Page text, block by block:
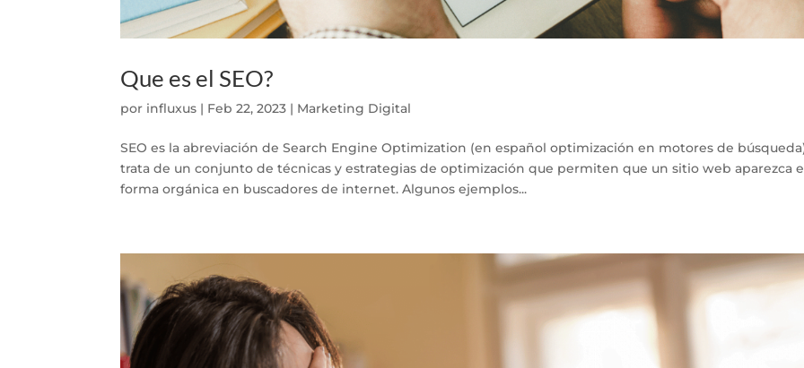
Que es el SEO?
por influxus | Feb 22, 2023 | Marketing Digital
SEO es la abreviación de Search Engine Optimization (en español optimización en motores de
trata de un conjunto de técnicas y estrategias de optimización que permiten que un sitio web aparezca
forma orgánica en buscadores de internet. Algunos ejemplos...